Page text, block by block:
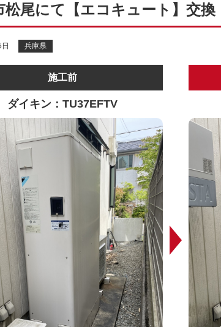
松尾にて【エコキュート】交換
兵庫県
施工前
ダイキン：TU37EFTV